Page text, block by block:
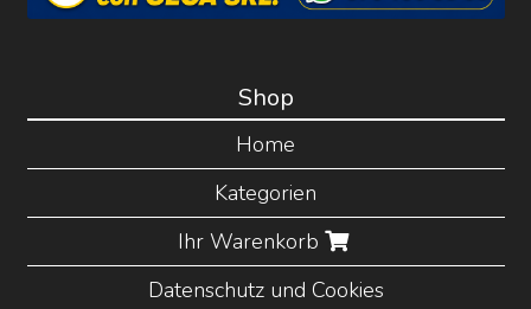
Shop
Home
Kategorien
Ihr Warenkorb
Datenschutz und Cookies